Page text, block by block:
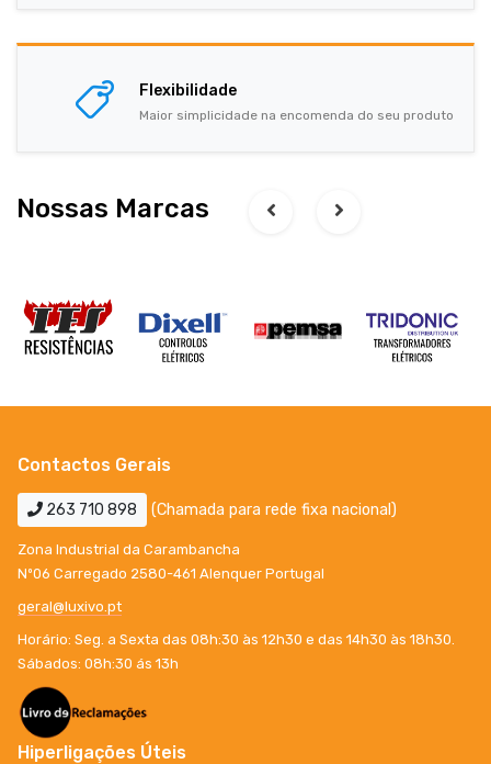
Flexibilidade
Maior simplicidade na encomenda do seu produto
Nossas Marcas
Contactos Gerais
263 710 898 (Chamada para rede fixa nacional)
Zona Industrial da Carambancha
Nº06 Carregado 2580-461 Alenquer Portugal
geral@luxivo.pt
Horário: Seg. a Sexta das 08h:30 às 12h30 e das 14h30 às 18h30.
Sábados: 08h:30 ás 13h
Hiperligações Úteis